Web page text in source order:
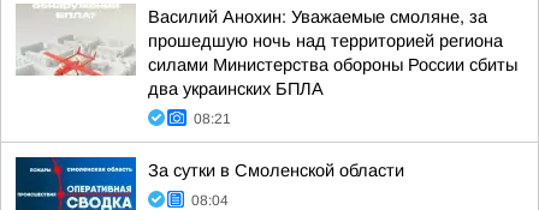
Василий Анохин: Уважаемые смоляне, за
прошедшую ночь над территорией региона
силами Министерства обороны России сбиты
два украинских БПЛА
08:21
За сутки в Смоленской области
08:04